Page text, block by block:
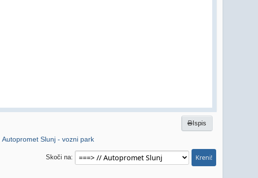
Ispis
Autopromet Slunj - vozni park
Skoči na